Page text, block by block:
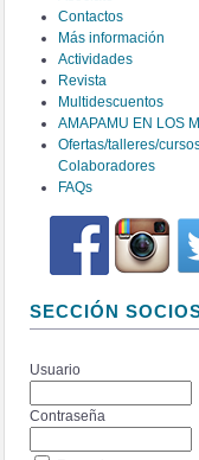
Contactos
Más información
Actividades
Revista
Multidescuentos
AMAPAMU EN LOS
Ofertas/talleres/
Colaboradores
FAQs
SECCIÓN
Usuario
Contraseña